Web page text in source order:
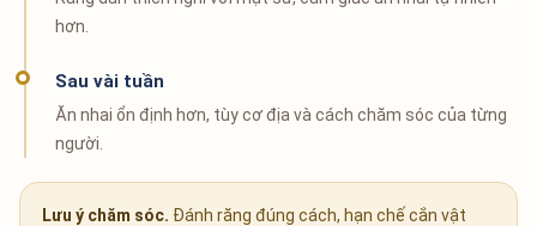
hơn.
Sau vài tuần
Ăn nhai ổn định hơn, tùy cơ địa và cách chăm sóc của từng
người.
Lưu ý chăm sóc. Đánh răng đúng cách, hạn chế cắn vật